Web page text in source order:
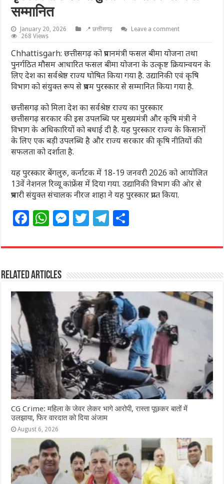
सम्मानित
January 20, 2026 📍 छत्तीसगढ़
Leave a comment
268 Views
Chhattisgarh: छत्तीसगढ़ को प्रधानमंत्री फसल बीमा योजना तथा
पुनर्गठित मौसम आधारित फसल बीमा योजना के उत्कृष्ट क्रियान्वयन के
लिए देश का सर्वश्रेष्ठ राज्य घोषित किया गया है. उद्यानिकी एवं कृषि
विभाग को संयुक्त रूप से प्रथम पुरस्कार से सम्मानित किया गया है.
छत्तीसगढ़ को मिला देश का सर्वश्रेष्ठ राज्य का पुरस्कार
छत्तीसगढ़ सरकार की इस उपलब्धि पर मुख्यमंत्री और कृषि मंत्री ने
विभाग के अधिकारियों को बधाई दी है. यह पुरस्कार राज्य के किसानों
के लिए एक बड़ी उपलब्धि है और राज्य सरकार की कृषि नीतियों की
सफलता को दर्शाता है.
यह पुरस्कार बेंगलुरु, कर्नाटक में 18-19 जनवरी 2026 को आयोजित
13वें नेशनल रिव्यू कांफ्रेंस में दिया गया. उद्यानिकी विभाग की ओर से
प्रभारी संयुक्त संचालक नीरज शाहा ने यह पुरस्कार प्राप्त किया.
F
c
e
b
o
o
k
W
at
s
A
p
p
M
ss
n
g
e
r
T
itt
r
T
e
ra
m
ar
Related Articles
CG Crime: महिला के जेवर लेकर भागे आरोपी, रास्ता पूछकर बातों में
उलझाया, फिर वारदात को दिया अंजाम
August 6, 2026